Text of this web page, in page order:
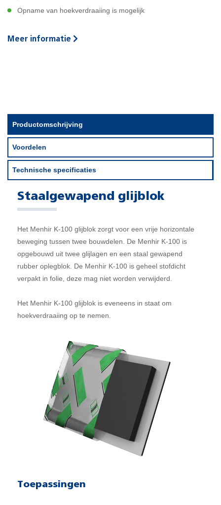
Opname van hoekverdraaiing is mogelijk
Meer informatie
Productomschrijving
Voordelen
Technische specificaties
Staalgewapend glijblok
Het Menhir K-100 glijblok zorgt voor een vrije horizontale
beweging tussen twee bouwdelen. De Menhir K-100 is
opgebouwd uit twee glijlagen en een staal gewapend
rubber oplegblok. De Menhir K-100 is geheel stofdicht
verpakt in folie, deze mag niet worden verwijderd.
Het Menhir K-100 glijblok is eveneens in staat om
hoekverdraaiing op te nemen.
Toepassingen